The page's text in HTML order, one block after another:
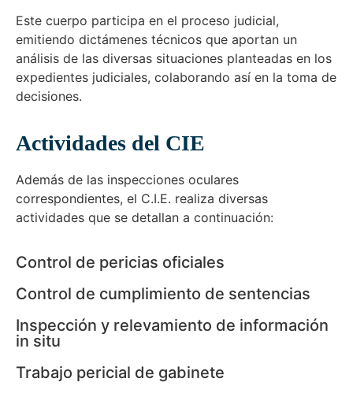
Este cuerpo participa en el proceso judicial,
emitiendo dictámenes técnicos que aportan un
análisis de las diversas situaciones planteadas en los
expedientes judiciales, colaborando así en la toma de
decisiones.
Actividades del CIE
Además de las inspecciones oculares
correspondientes, el C.I.E. realiza diversas
actividades que se detallan a continuación:
Control de pericias oficiales
Control de cumplimiento de sentencias
Inspección y relevamiento de información
in situ
Trabajo pericial de gabinete